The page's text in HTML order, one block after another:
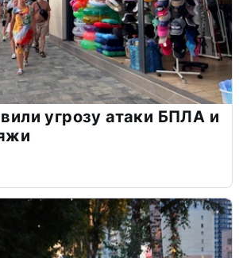
угрозу атаки БПЛА и